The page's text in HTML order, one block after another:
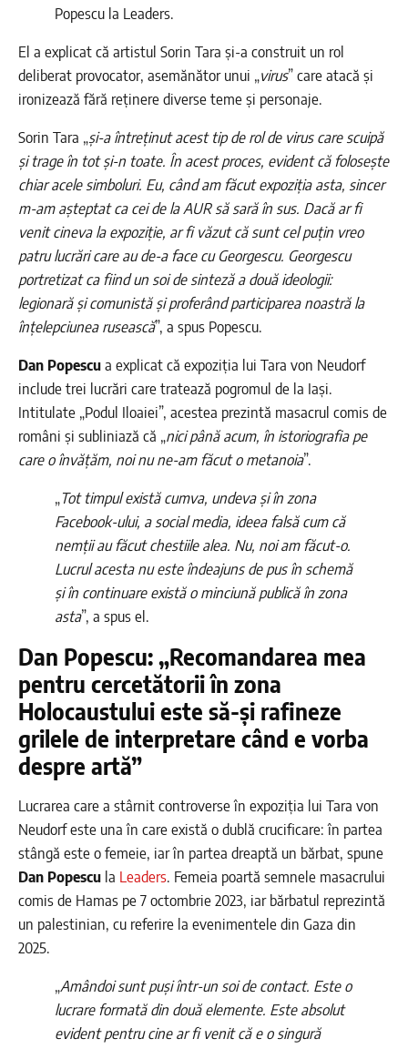
Popescu la Leaders.
El a explicat că artistul Sorin Tara și-a construit un rol
deliberat provocator, asemănător unui „virus” care atacă și
ironizează fără reținere diverse teme și personaje.
Sorin Tara „și-a întreținut acest tip de rol de virus care scuipă
și trage în tot și-n toate. În acest proces, evident că folosește
chiar acele simboluri. Eu, când am făcut expoziția asta, sincer
m-am așteptat ca cei de la AUR să sară în sus. Dacă ar fi
venit cineva la expoziție, ar fi văzut că sunt cel puțin vreo
patru lucrări care au de-a face cu Georgescu. Georgescu
portretizat ca fiind un soi de sinteză a două ideologii:
legionară și comunistă și proferând participarea noastră la
înțelepciunea rusească”, a spus Popescu.
Dan Popescua explicat că expoziția lui Tara von Neudorf
include trei lucrări care tratează pogromul de la Iași.
Intitulate „Podul Iloaiei”, acestea prezintă masacrul comis de
români și subliniază că „nici până acum, în istoriografia pe
care o învățăm, noi nu ne-am făcut o metanoia”.
„Tot timpul există cumva, undeva și în zona
Facebook-ului, a social media, ideea falsă cum că
nemții au făcut chestiile alea. Nu, noi am făcut-o.
Lucrul acesta nu este îndeajuns de pus în schemă
și în continuare există o minciună publică în zona
asta”, a spus el.
Dan Popescu: „Recomandarea mea
pentru cercetătorii în zona
Holocaustului este să-și rafineze
grilele de interpretare când e vorba
despre artă”
Lucrarea care a stârnit controverse în expoziția lui Tara von
Neudorf este una în care există o dublă crucificare: în partea
stângă este o femeie, iar în partea dreaptă un bărbat, spune
Dan Popescu la Leaders. Femeia poartă semnele masacrului
comis de Hamas pe 7 octombrie 2023, iar bărbatul reprezintă
un palestinian, cu referire la evenimentele din Gaza din
2025.
„Amândoi sunt puși într-un soi de contact. Este o
lucrare formată din două elemente. Este absolut
evident pentru cine ar fi venit că e o singură